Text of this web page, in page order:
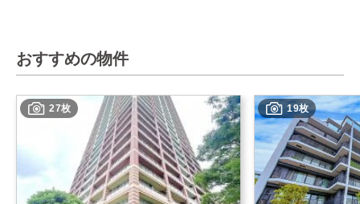
おすすめの物件
27枚 19枚